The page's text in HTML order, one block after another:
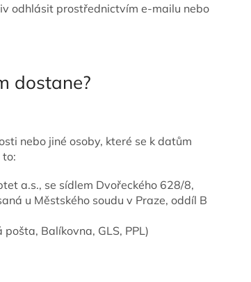
odhlásit prostřednictvím e-mailu nebo
nebo jiné osoby, které se k datům
to:
a.s., se sídlem Dvořeckého 628/8,
u Městského soudu v Praze, oddíl B
Balíkovna, GLS, PPL)